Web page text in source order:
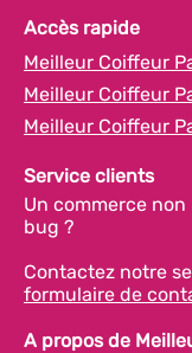
Accès rapide
Meilleur Coiffeur
Meilleur Coiffeur
Meilleur Coiffeur
Service clients
Un commerce
bug ?
Contactez notre
formulaire de
A propos de